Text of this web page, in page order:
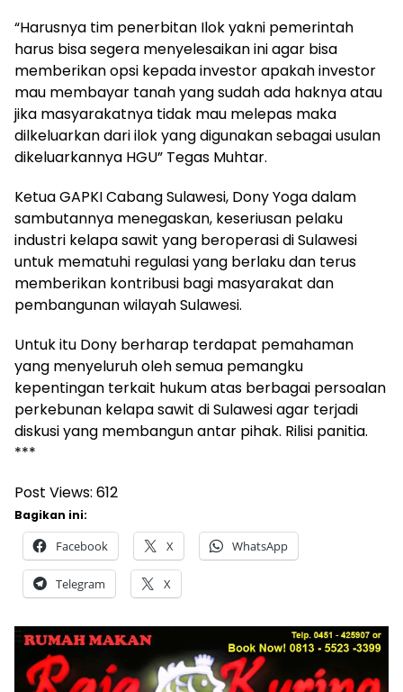
“Harusnya tim penerbitan Ilok yakni pemerintah
harus bisa segera menyelesaikan ini agar bisa
memberikan opsi kepada investor apakah investor
mau membayar tanah yang sudah ada haknya atau
jika masyarakatnya tidak mau melepas maka
dilkeluarkan dari ilok yang digunakan sebagai usulan
dikeluarkannya HGU” Tegas Muhtar.
Ketua GAPKI Cabang Sulawesi, Dony Yoga dalam
sambutannya menegaskan, keseriusan pelaku
industri kelapa sawit yang beroperasi di Sulawesi
untuk mematuhi regulasi yang berlaku dan terus
memberikan kontribusi bagi masyarakat dan
pembangunan wilayah Sulawesi.
Untuk itu Dony berharap terdapat pemahaman
yang menyeluruh oleh semua pemangku
kepentingan terkait hukum atas berbagai persoalan
perkebunan kelapa sawit di Sulawesi agar terjadi
diskusi yang membangun antar pihak. Rilisi panitia.
***
Post Views: 612
Bagikan ini:
Facebook X WhatsApp
Telegram X